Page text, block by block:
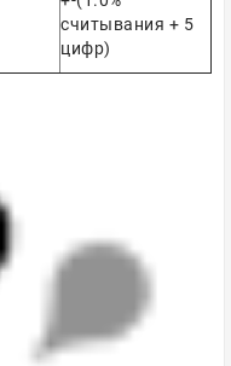
считывания + 5
цифр)